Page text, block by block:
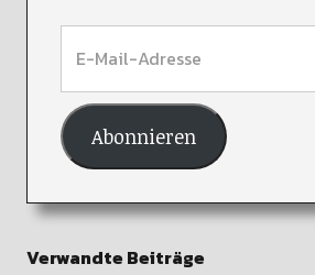
Abonnieren
Verwandte Beiträge